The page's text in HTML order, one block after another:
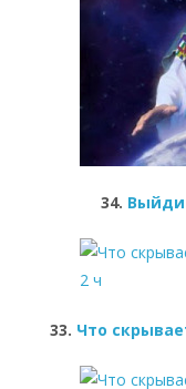
34. Выйди
33. Что